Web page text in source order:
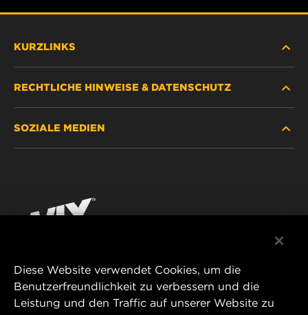
KURZLINKS
HÄNDLERSUCHE
KONTAKT
RECHTLICHE HINWEISE & DATENSCHUTZ
IMPRESSUM
SOZIALE MEDIEN
YouTube
MANN+HUMMEL FT Poland
ul. Wrocławska 145,
Diese Website verwendet Cookies, um die
Benutzerfreundlichkeit zu verbessern und die
Leistung und den Traffic auf unserer Website zu